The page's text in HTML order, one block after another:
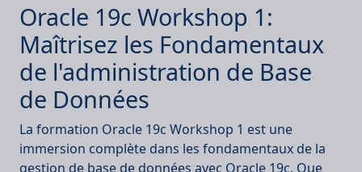
Oracle 19c Workshop 1:
Maîtrisez les Fondamentaux
de l'administration de Base
de Données
La formation Oracle 19c Workshop 1 est une
immersion complète dans les fondamentaux de la
gestion de base de données avec Oracle 19c. Que